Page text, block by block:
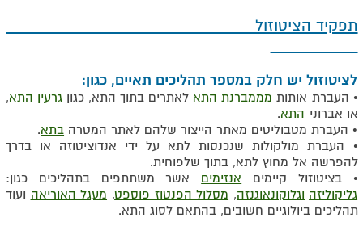
תפקיד הציטוזול
לציטוזול יש חלק במספר תהליכים תאיים, כגון:
• העברת אותות מממברנת התא לאתרים בתוך התא, כגון גרעין התא,
או אברוני התא.
• העברת מטבוליטים מאתר הייצור שלהם לאתר המטרה בתא.
• העברת מולקולות שנכנסות לתא על ידי אנדוציטוזה או בדרך
להפרשה אל מחוץ לתא, בתוך שלפוחית.
• בציטוזול קיימים אנזימים אשר משתתפים בתהליכים כגון:
גליקוליזה וגלוקונאוגנזה, מסלול הפנטוז פוספט, מעגל האוריאה ועוד
תהליכים ביולוגיים חשובים, בהתאם לסוג התא.